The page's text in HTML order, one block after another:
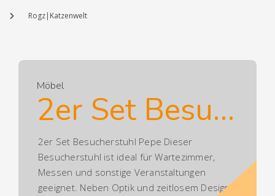
Rogz|Katzenwelt
Möbel
2er Set Besucherstuhl Pepe
2er Set Besucherstuhl Pepe Dieser
Besucherstuhl ist ideal für Wartezimmer,
Messen und sonstige Veranstaltungen
geeignet. Neben Optik und zeitlosem Design